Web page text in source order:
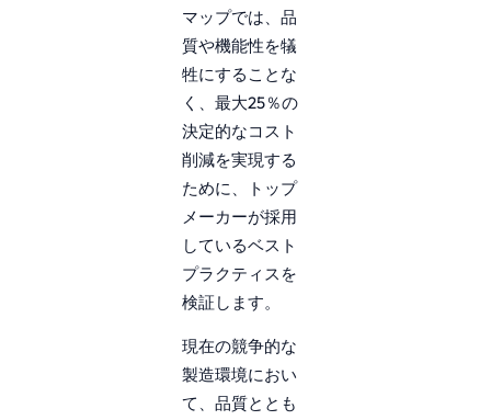
マップでは、品
質や機能性を犠
牲にすることな
く、最大25％の
決定的なコスト
削減を実現する
ために、トップ
メーカーが採用
しているベスト
プラクティスを
検証します。
現在の競争的な
製造環境におい
て、品質ととも